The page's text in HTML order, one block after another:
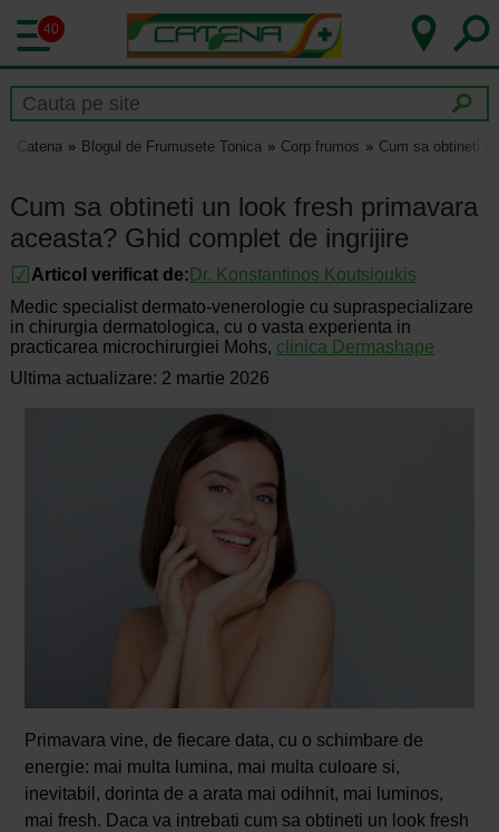
40
Catena Blogul de Frumusete Tonica Corp frumos Cum sa obtineti
Cum sa obtineti un look fresh primavara
aceasta? Ghid complet de ingrijire
Articol verificat de: Dr. Konstantinos Koutsioukis
Medic specialist dermato-venerologie cu supraspecializare
in chirurgia dermatologica, cu o vasta experienta in
practicarea microchirurgiei Mohs, clinica Dermashape
Ultima actualizare: 2 martie 2026
Primavara vine, de fiecare data, cu o schimbare de
energie: mai multa lumina, mai multa culoare si,
inevitabil, dorinta de a arata mai odihnit, mai luminos,
mai fresh. Daca va intrebati cum sa obtineti un look fresh